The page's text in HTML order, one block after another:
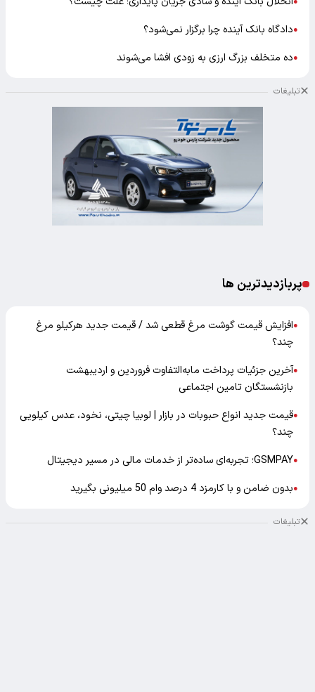
●دادگاه بانک آینده چرا برگزار نمی‌شود؟
●ده متخلف بزرگ ارزی به زودی افشا می‌شوند
تبلیغات
پربازدیدترین ها
●افزایش قیمت گوشت مرغ قطعی شد / قیمت جدید هرکیلو مرغ
چند؟
●آخرین جزئیات پرداخت مابه‌التفاوت فروردین و اردیبهشت
بازنشستگان تامین اجتماعی
●قیمت جدید انواع حبوبات در بازار | لوبیا چیتی، نخود، عدس کیلویی
چند؟
●GSMPAY؛ تجربه‌ای ساده‌تر از خدمات مالی در مسیر دیجیتال
●بدون ضامن و با کارمزد 4 درصد وام 50 میلیونی بگیرید
تبلیغات